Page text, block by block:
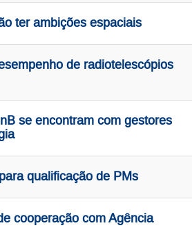
ter ambições espaciais
de radiotelescópios
se encontram com gestores
qualificação de PMs
cooperação com Agência